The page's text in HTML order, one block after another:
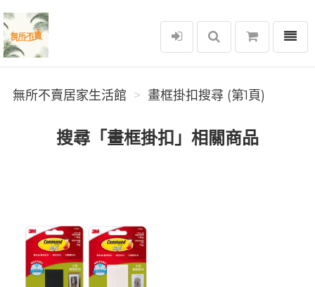
無所不賣居家生活館
選單
無所不賣居家生活館 畫框掛扣搜尋 (第1頁)
搜尋「畫框掛扣」相關商品